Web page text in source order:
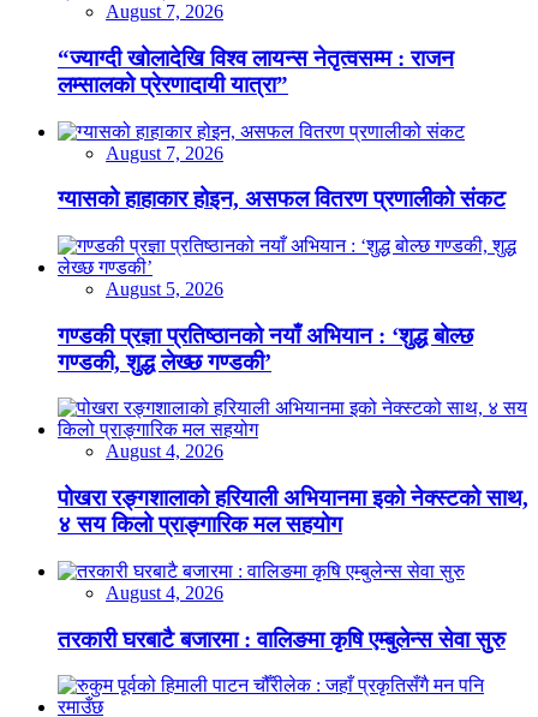
August 7, 2026
“ज्याग्दी खोलादेखि विश्व लायन्स नेतृत्वसम्म : राजन
लम्सालको प्रेरणादायी यात्रा”
August 7, 2026
ग्यासको हाहाकार होइन, असफल वितरण प्रणालीको संकट
August 5, 2026
गण्डकी प्रज्ञा प्रतिष्ठानको नयाँ अभियान : ‘शुद्ध बोल्छ
गण्डकी, शुद्ध लेख्छ गण्डकी’
August 4, 2026
पोखरा रङ्गशालाको हरियाली अभियानमा इको नेक्स्टको साथ,
४ सय किलो प्राङ्गारिक मल सहयोग
August 4, 2026
तरकारी घरबाटै बजारमा : वालिङमा कृषि एम्बुलेन्स सेवा सुरु